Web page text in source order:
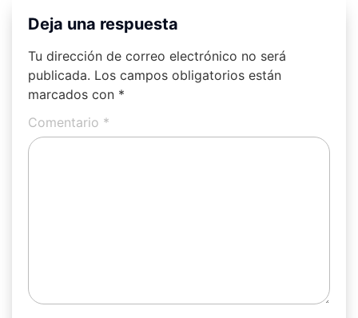
Deja una respuesta
Tu dirección de correo electrónico no será
publicada. Los campos obligatorios están
marcados con *
Comentario *